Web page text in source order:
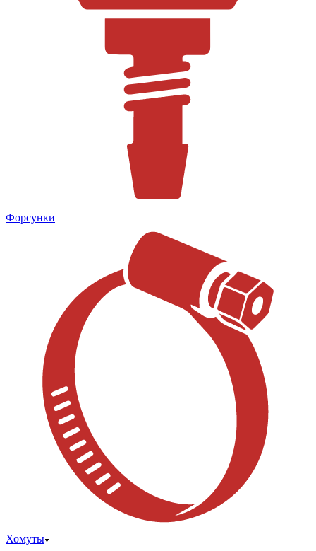
Форсунки
Хомуты